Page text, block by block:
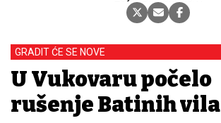
GRADIT ĆE SE NOVE
U Vukovaru počelo
rušenje Batinih vila